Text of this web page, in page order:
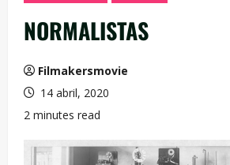
NORMALISTAS
Filmakersmovie
14 abril, 2020
2 minutes read